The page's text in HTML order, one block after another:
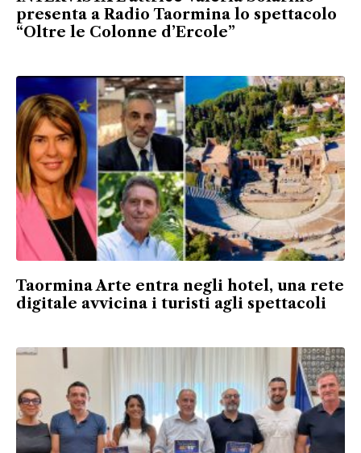
presenta a Radio Taormina lo spettacolo
“Oltre le Colonne d’Ercole”
Taormina Arte entra negli hotel, una rete
digitale avvicina i turisti agli spettacoli